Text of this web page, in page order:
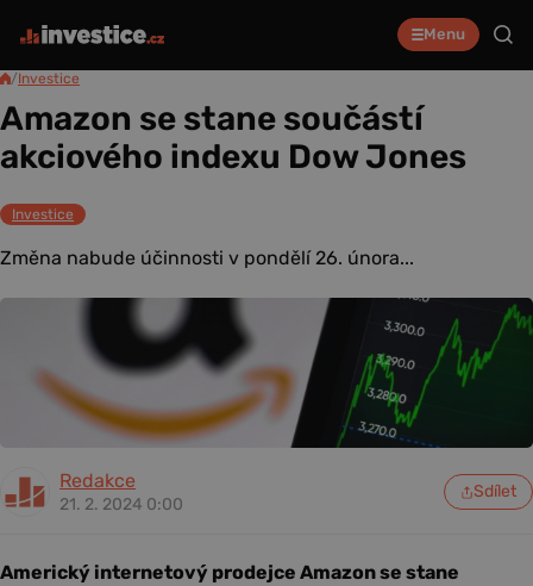
Menu
/Investice
Amazon se stane součástí
akciového indexu Dow Jones
Investice
Změna nabude účinnosti v pondělí 26. února...
Redakce
21. 2. 2024 0:00
Sdílet
Americký internetový prodejce Amazon se stane